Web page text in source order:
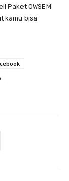
Paket OWSEM
kamu bisa